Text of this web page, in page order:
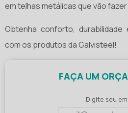
em telhas metálicas que vão
Obtenha conforto,
com os produtos da Galvisteel!
FAÇA UM
Digite seu